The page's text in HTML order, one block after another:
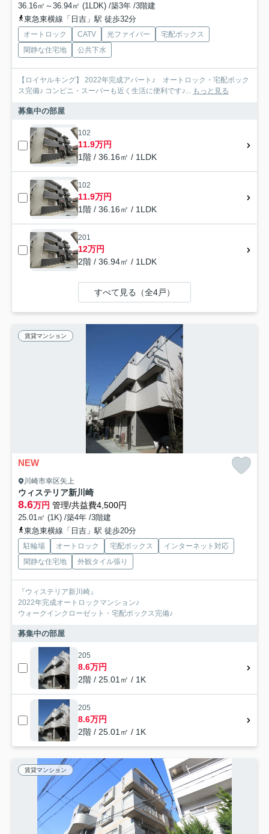
36.16㎡～36.94㎡ (1LDK) /築3年 /3階建
東急東横線「日吉」駅 徒歩32分
オートロック CATV 光ファイバー
宅配ボックス
閑静な住宅地
公共下水
【ロイヤルキング】 2022年完成アパート♪ オートロック・宅配ボック
ス完備♪ コンビニ・スーパーも近く生活に便利です♪... もっと見る
募集中の部屋
102
11.9万円
1階 / 36.16㎡ / 1LDK
102
11.9万円
1階 / 36.16㎡ / 1LDK
201
12万円
2階 / 36.94㎡ / 1LDK
すべて見る（全4戸）
賃貸マンション
NEW
川崎市幸区矢上
ウィステリア新川崎
8.6万円 管理/共益費4,500円
25.01㎡ (1K) /築4年 /3階建
東急東横線「日吉」駅 徒歩20分
駐輪場 オートロック 宅配ボックス
インターネット対応
閑静な住宅地
外観タイル張り
『ウィステリア新川崎』
2022年完成オートロックマンション♪
ウォークインクローゼット・宅配ボックス完備♪
募集中の部屋
205
8.6万円
2階 / 25.01㎡ / 1K
205
8.6万円
2階 / 25.01㎡ / 1K
賃貸マンション